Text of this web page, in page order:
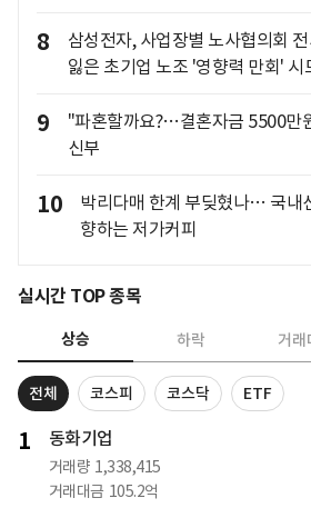
8
삼성전자, 사업장별 노사협의회
잃은 초기업 노조 '영향력 만회' 시
9
"파혼할까요?…결혼자금 5500만
신부
10
박리다매 한계 부딪혔나… 국내
향하는 저가커피
실시간 TOP 종목
상승 하락 거래
전체 코스피 코스닥 ETF
1 동화기업
거래량 1,338,415
거래대금 105.2억